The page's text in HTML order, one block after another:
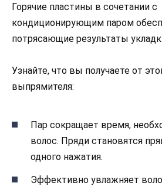
Горячие пластины в сочетании с
кондиционирующим паром
потрясающие результаты
Узнайте, что вы получаете от
выпрямителя:
Пар сокращает время,
волос. Пряди становятся
одного нажатия.
Эффективно увлажняет